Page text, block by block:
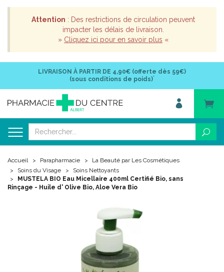
Attention : Des restrictions de circulation peuvent
impacter les délais de livraison.
» Cliquez ici pour en savoir plus «
LIVRAISON À PARTIR DE 4,90€ (offerte dès 59€)
(sous conditions de poids)*
Accueil Parapharmacie
La Beauté par Les Cosmétiques
Soins du Visage
Soins Nettoyants
MUSTELA BIO Eau Micellaire 400ml Certifié Bio, sans
Rinçage - Huile d' Olive Bio, Aloe Vera Bio